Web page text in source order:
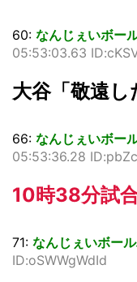
60: なんじぇいボー
05:53:03.63
大谷「敬遠し
66: なんじぇいボー
05:53:36.28
10時38分試
71: なんじぇいボー
ID:oSWWgWdId